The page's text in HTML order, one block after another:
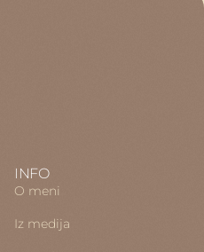
INFO
O meni
Iz medija